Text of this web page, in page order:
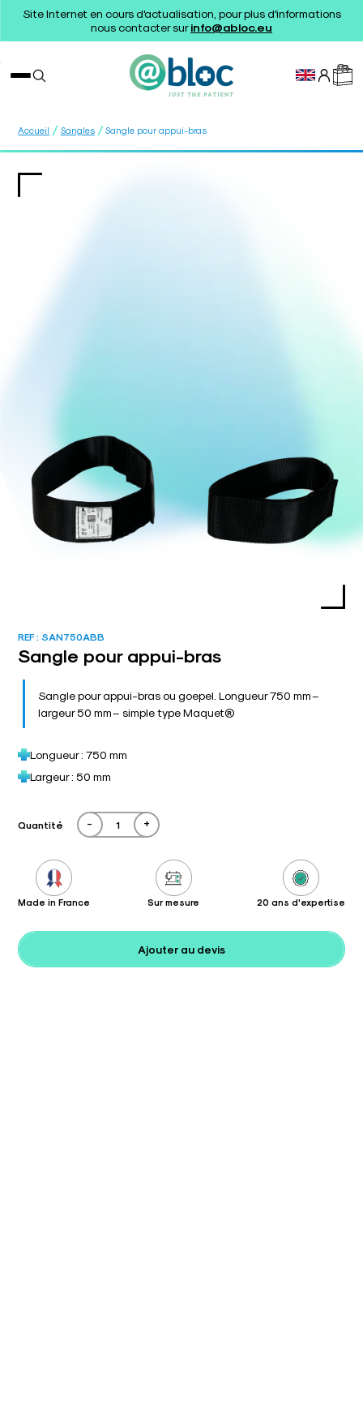
Site Internet en cours d'actualisation, pour plus d'informations
nous contacter surinfo@abloc.eu
Accueil / Sangles / Sangle pour appui-bras
REF :SAN750ABB
Sangle pour appui-bras
Sangle pour appui-bras ou goepel. Longueur 750 mm –
largeur 50 mm – simple type Maquet®
Longueur : 750 mm
Largeur : 50 mm
Quantité - +
Made in France Sur mesure 20 ans d'expertise
Ajouter au devis